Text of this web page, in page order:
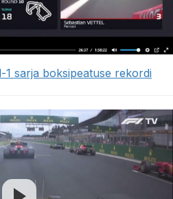
sarja boksipeatuse rekordi